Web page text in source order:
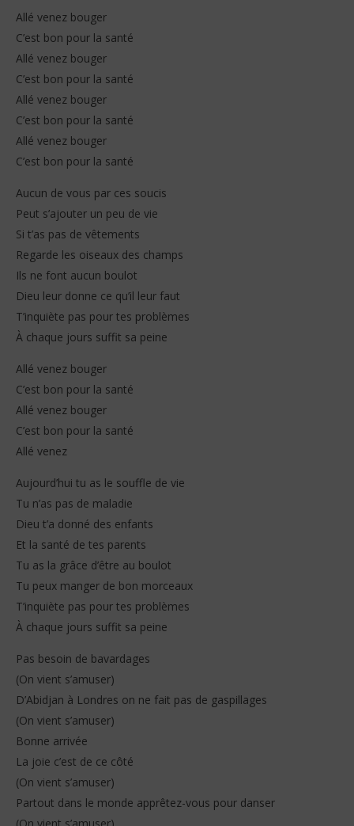
Allé venez bouger
C’est bon pour la santé
Allé venez bouger
C’est bon pour la santé
Allé venez bouger
C’est bon pour la santé
Allé venez bouger
C’est bon pour la santé
Aucun de vous par ces soucis
Peut s’ajouter un peu de vie
Si t’as pas de vêtements
Regarde les oiseaux des champs
Ils ne font aucun boulot
Dieu leur donne ce qu’il leur faut
T’inquiète pas pour tes problèmes
À chaque jours suffit sa peine
Allé venez bouger
C’est bon pour la santé
Allé venez bouger
C’est bon pour la santé
Allé venez
Aujourd’hui tu as le souffle de vie
Tu n’as pas de maladie
Dieu t’a donné des enfants
Et la santé de tes parents
Tu as la grâce d’être au boulot
Tu peux manger de bon morceaux
T’inquiète pas pour tes problèmes
À chaque jours suffit sa peine
Pas besoin de bavardages
(On vient s’amuser)
D’Abidjan à Londres on ne fait pas de gaspillages
(On vient s’amuser)
Bonne arrivée
La joie c’est de ce côté
(On vient s’amuser)
Partout dans le monde apprêtez-vous pour danser